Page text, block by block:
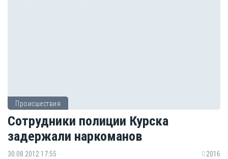
Происшествия
Сотрудники полиции Курска
задержали наркоманов
30.08.2012 17:55 2016